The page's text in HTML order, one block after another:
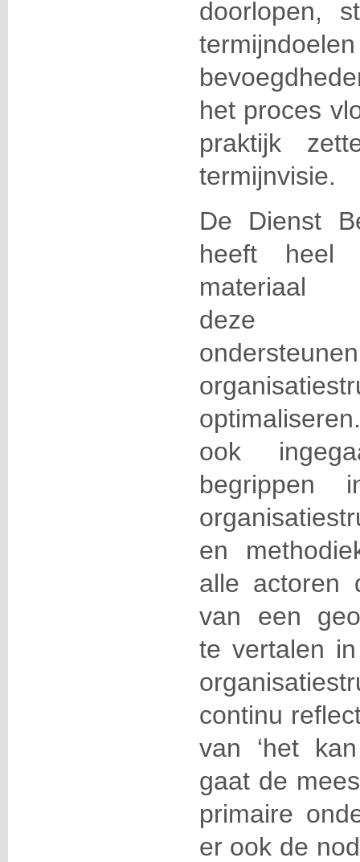
doorlopen,
termijndoelen
het proces
praktijk
termijnvisie.
De Dienst
heeft heel
deze
ondersteunen
ook
en
alle actoren
van een
te vertalen
continu
van ‘het
gaat de
primaire
er ook de